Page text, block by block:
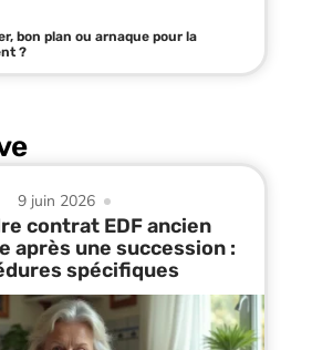
bon plan ou arnaque pour la
?
9 juin 2026
contrat EDF ancien
après une succession :
spécifiques